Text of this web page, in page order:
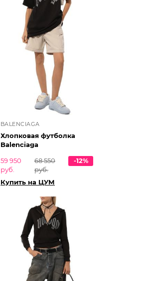
BALENCIAGA
Хлопковая футболка
Balenciaga
59 950
руб.
68 550
руб.
-12%
Купить на ЦУМ